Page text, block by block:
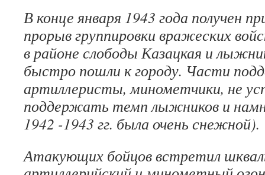
В конце января 1943 года получен
прорыв группировки вражеских
в районе слободы Казацкая и
быстро пошли к городу. Части
артиллеристы, минометчики, не
поддержать темп лыжников и
1942 -1943 гг. была очень снежной).
Атакующих бойцов встретил